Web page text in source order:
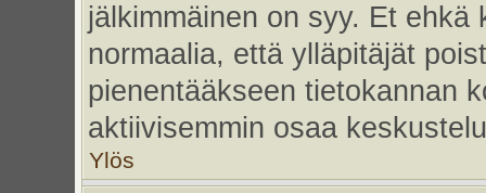
jälkimmäinen on syy. Et
normaalia, että ylläpitäjät
pienentääkseen tietokannan
aktiivisemmin osaa
Ylös